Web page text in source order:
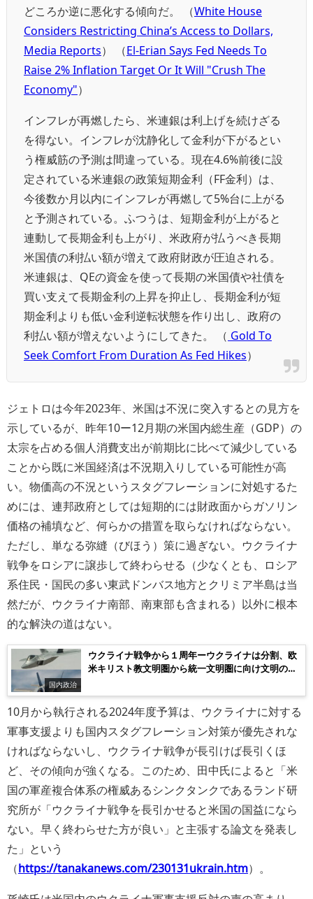
どころか逆に悪化する傾向だ。 （White House
Considers Restricting China’s Access to Dollars,
Media Reports） （El-Erian Says Fed Needs To
Raise 2% Inflation Target Or It Will "Crush The
Economy"）
インフレが再燃したら、米連銀は利上げを続けざる
を得ない。インフレが沈静化して金利が下がるとい
う権威筋の予測は間違っている。現在4.6%前後に設
定されている米連銀の政策短期金利（FF金利）は、
今後数か月以内にインフレが再燃して5%台に上がる
と予測されている。ふつうは、短期金利が上がると
連動して長期金利も上がり、米政府が払うべき長期
米国債の利払い額が増えて政府財政が圧迫される。
米連銀は、QEの資金を使って長期の米国債や社債を
買い支えて長期金利の上昇を抑止し、長期金利が短
期金利よりも低い金利逆転状態を作り出し、政府の
利払い額が増えないようにしてきた。 （ Gold To
Seek Comfort From Duration As Fed Hikes）
ジェトロは今年2023年、米国は不況に突入するとの見方を
示しているが、昨年10ー12月期の米国内総生産（GDP）の
太宗を占める個人消費支出が前期比に比べて減少している
ことから既に米国経済は不況期入りしている可能性が高
い。物価高の不況というスタグフレーションに対処するた
めには、連邦政府としては短期的には財政面からガソリン
価格の補填など、何らかの措置を取らなければならない。
ただし、単なる弥縫（びほう）策に過ぎない。ウクライナ
戦争をロシアに譲歩して終わらせる（少なくとも、ロシア
系住民・国民の多い東武ドンバス地方とクリミア半島は当
然だが、ウクライナ南部、南東部も含まれる）以外に根本
的な解決の道はない。
国内政治
ウクライナ戦争から１周年ーウクライナは分割、欧
米キリスト教文明圏から統一文明圏に向け文明の大
10月から執行される2024年度予算は、ウクライナに対する
軍事支援よりも国内スタグフレーション対策が優先されな
ければならないし、ウクライナ戦争が長引けば長引くほ
ど、その傾向が強くなる。このため、田中氏によると
米
国の軍産複合体系の権威あるシンクタンクであるランド研
究所が「ウクライナ戦争を長引かせると米国の国益になら
ない。早く終わらせた方が良い」と主張する論文を発表し
た
という
（https://tanakanews.com/230131ukrain.htm）。